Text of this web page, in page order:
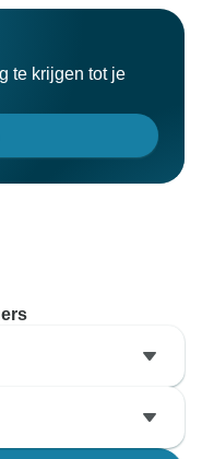
te krijgen tot je